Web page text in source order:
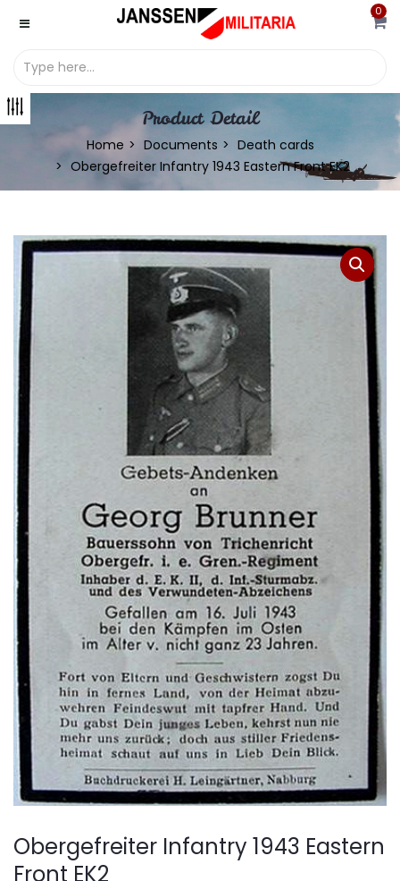
0
Product Detail
Home Documents
Death cards
Obergefreiter Infantry 1943 Eastern Front EK2
Obergefreiter Infantry 1943 Eastern
Front EK2